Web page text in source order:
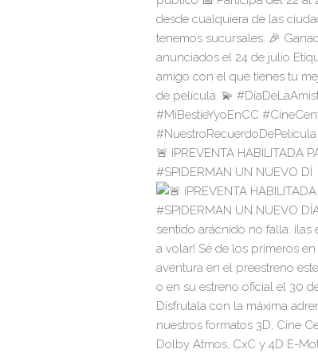
🚨 ¡PREVENTA HABILITADA
#SPIDERMAN UN NUEVO DÍ